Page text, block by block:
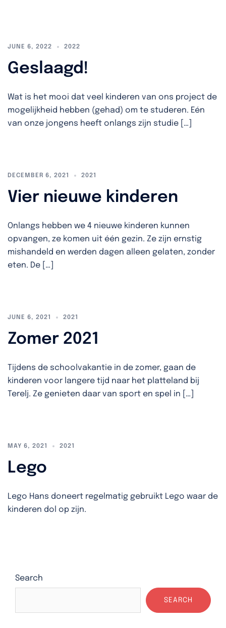
JUNE 6, 2022 2022
Geslaagd!
Wat is het mooi dat veel kinderen van ons project de
mogelijkheid hebben (gehad) om te studeren. Eén
van onze jongens heeft onlangs zijn studie […]
DECEMBER 6, 2021 2021
Vier nieuwe kinderen
Onlangs hebben we 4 nieuwe kinderen kunnen
opvangen, ze komen uit één gezin. Ze zijn ernstig
mishandeld en werden dagen alleen gelaten, zonder
eten. De […]
JUNE 6, 2021 2021
Zomer 2021
Tijdens de schoolvakantie in de zomer, gaan de
kinderen voor langere tijd naar het platteland bij
Terelj. Ze genieten daar van sport en spel in […]
MAY 6, 2021 2021
Lego
Lego Hans doneert regelmatig gebruikt Lego waar de
kinderen dol op zijn.
Search
SEARCH